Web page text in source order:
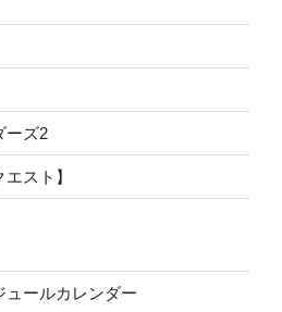
ーズ2
スト】
ュールカレンダー